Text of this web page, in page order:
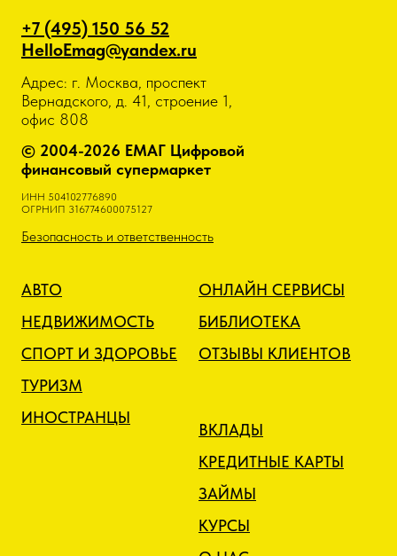
+7 (495) 150 56 52
HelloEmag@yandex.ru
Адрес: г. Москва, проспект
Вернадского, д. 41, строение 1,
офис 808
© 2004-2026 ЕМАГ Цифровой
финансовый супермаркет
ИНН 504102776890
ОГРНИП 316774600075127
Безопасность и ответственность
АВТО
НЕДВИЖИМОСТЬ
СПОРТ И ЗДОРОВЬЕ
ТУРИЗМ
ИНОСТРАНЦЫ
ОНЛАЙН СЕРВИСЫ
БИБЛИОТЕКА
ОТЗЫВЫ КЛИЕНТОВ
ВКЛАДЫ
КРЕДИТНЫЕ КАРТЫ
ЗАЙМЫ
КУРСЫ